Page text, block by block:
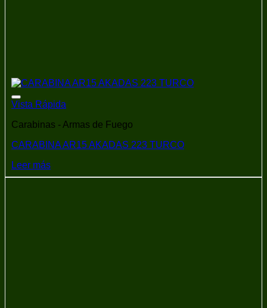
Vista Rápida
Carabinas - Armas de Fuego
CARABINA AR15 AKADAS 223 TURCO
Leer más